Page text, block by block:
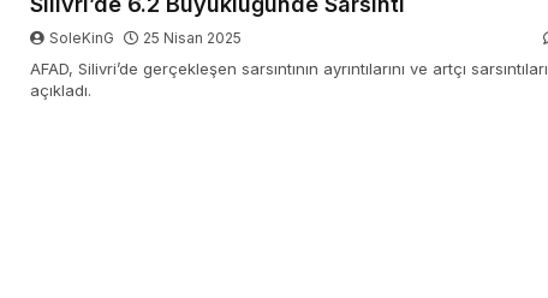
SoleKinG 25 Nisan 2025
AFAD, Silivri’de gerçekleşen sarsıntının ayrıntılarını ve artçı sarsıntıları
açıkladı.